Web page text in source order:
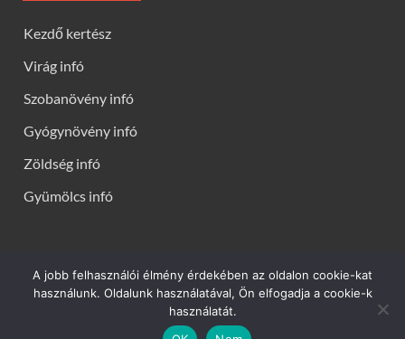
Kezdő kertész
Virág infó
Szobanövény infó
Gyógynövény infó
Zöldség infó
Gyümölcs infó
Kerti virágok - Virág infók: Virág, virágok, évelők, örökzöldek,
talajtakarók, balkon növények, szobanövények termesztése,
gondozása, ültetése, szaporítása
A jobb felhasználói élmény érdekében az oldalon cookie-kat
használunk. Oldalunk használatával, Ön elfogadja a cookie-k
használatát.